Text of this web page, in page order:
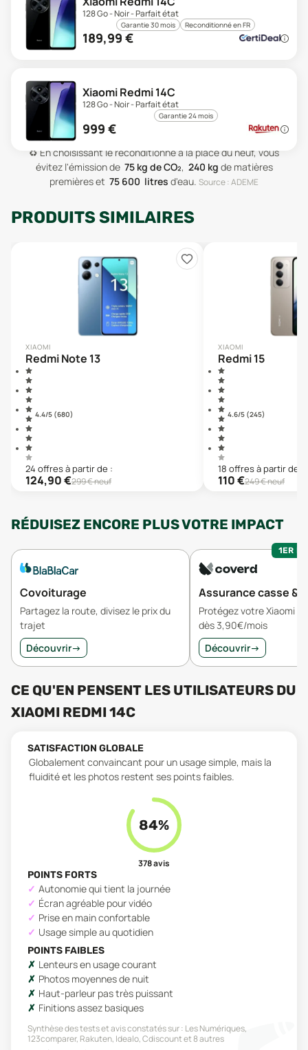
128 Go - Noir - Parfait état
Garantie 30 mois Reconditionné en FR
189,99 €
Xiaomi Redmi 14C
128 Go - Noir - Parfait état
Garantie 24 mois
999 €
♻️ En choisissant le reconditionné à la place du neuf, vous
évitez l'émission de 75 kg de CO₂, 240 kg de matières
premièreset 75 600 litres d'eau. Source : ADEME
PRODUITS SIMILAIRES
XIAOMI
Redmi Note 13
4.4/5 (680)
24 offresà partir de :
124,90€299€ neuf
XIAOMI
Redmi 15
4.6/5 (245)
18 offresà partir de :
110€249€ neuf
RÉDUISEZ ENCORE PLUS VOTRE IMPACT
Covoiturage
Partagez la route, divisez le prix du
trajet
Découvrir→
1ER
Assurance casse &
Protégez votre Xiaomi
dès 3,90€/mois
Découvrir→
CE QU'EN PENSENT LES UTILISATEURS DU
XIAOMI REDMI 14C
SATISFACTION GLOBALE
Globalement convaincant pour un usage simple, mais la
fluidité et les photos restent ses points faibles.
84%
378avis
POINTS FORTS
Autonomie qui tient la journée
Écran agréable pour vidéo
Prise en main confortable
Usage simple au quotidien
POINTS FAIBLES
Lenteurs en usage courant
Photos moyennes de nuit
Haut-parleur pas très puissant
Finitions assez basiques
Synthèse des tests et avis constatés sur : Les Numériques,
123comparer, Rakuten, Idealo, Cdiscountet 8 autres